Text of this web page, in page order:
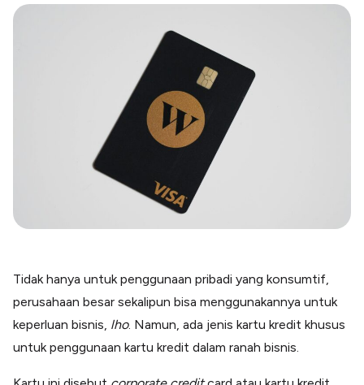
Kartu Kredit Bisnis
Paper Card
Satu kartu untuk bisnis & personal
Paper Horizon
Kartu korporat expense terlengkap
Health & Beauty
Terima Pembayaran Instan Dan CC
Blog
Tidak hanya untuk penggunaan pribadi yang konsumtif,
perusahaan besar sekalipun bisa menggunakannya untuk
keperluan bisnis, lho. Namun, ada jenis kartu kredit khusus
untuk penggunaan kartu kredit dalam ranah bisnis.